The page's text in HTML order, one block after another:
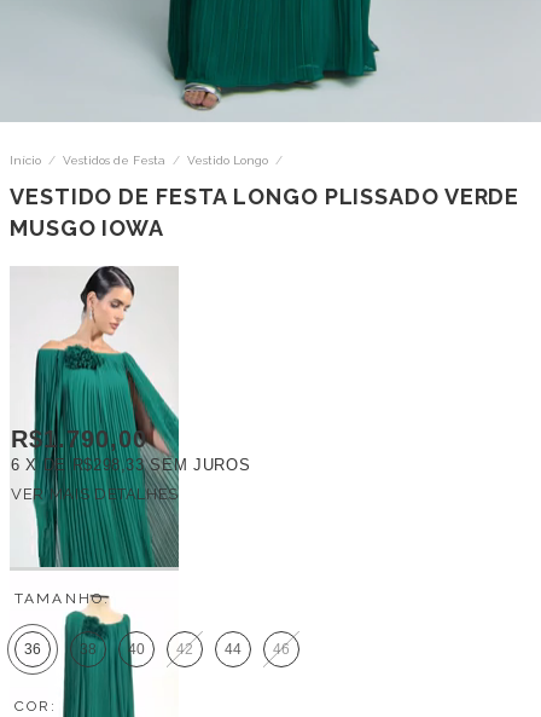
Início / Vestidos de Festa / Vestido Longo /
VESTIDO DE FESTA LONGO PLISSADO VERDE
MUSGO IOWA
R$1.790,00
6 X DER$298,33 SEM JUROS
VER MAIS DETALHES
FRETE GRÁTIS
TAMANHO:
36 38 40 42 44 46
COR: